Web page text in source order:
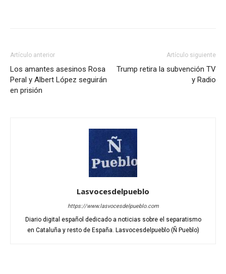
Artículo anterior
Los amantes asesinos Rosa
Peral y Albert López seguirán
en prisión
Artículo siguiente
Trump retira la subvención TV
y Radio
Lasvocesdelpueblo
https://www.lasvocesdelpueblo.com
Diario digital español dedicado a noticias sobre el separatismo
en Cataluña y resto de España. Lasvocesdelpueblo (Ñ Pueblo)